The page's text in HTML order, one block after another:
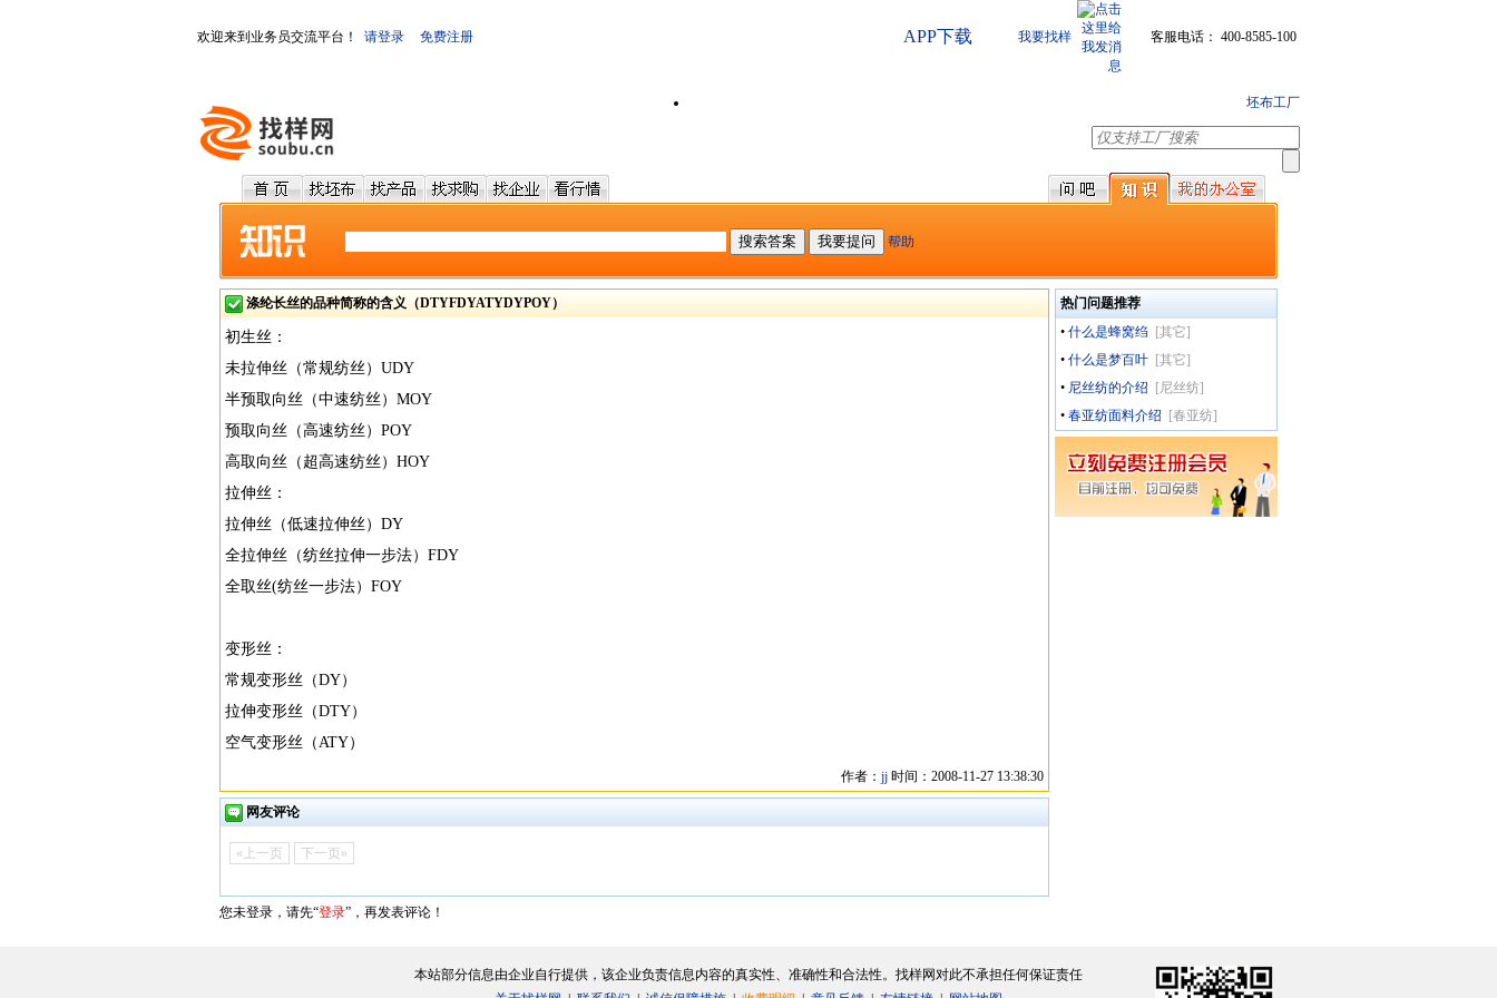
欢迎来到业务员交流平台！ 请登录 免费注册 APP下载 我要找样 客服电话： 400-8585-100
坯布工厂
帮助
涤纶长丝的品种简称的含义（DTYFDYATYDYPOY）
初生丝：
未拉伸丝（常规纺丝）UDY
半预取向丝（中速纺丝）MOY
预取向丝（高速纺丝）POY
高取向丝（超高速纺丝）HOY
拉伸丝：
拉伸丝（低速拉伸丝）DY
全拉伸丝（纺丝拉伸一步法）FDY
全取丝(纺丝一步法）FOY
变形丝：
常规变形丝（DY）
拉伸变形丝（DTY）
空气变形丝（ATY）
作者： jj 时间：2008-11-27 13:38:30
网友评论
«上一页 下一页»
您未登录，请先“登录”，再发表评论！
热门问题推荐
• 什么是蜂窝绉 [其它]
• 什么是梦百叶 [其它]
• 尼丝纺的介绍 [尼丝纺]
• 春亚纺面料介绍 [春亚纺]
本站部分信息由企业自行提供，该企业负责信息内容的真实性、准确性和合法性。找样网对此不承担任何保证责任